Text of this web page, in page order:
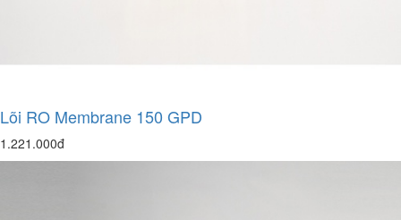
Lõi RO Membrane 150 GPD
1.221.000đ